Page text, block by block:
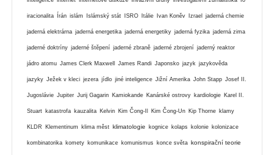
iracionalita Írán islám Islámský stát ISRO Itálie Ivan Koněv Izrael jaderná chemie
jaderná elektrárna jaderná energetika jaderná energetiky jaderná fyzika jaderná zima
jaderné doktríny jaderné štěpení jaderné zbraně jaderné zbrojení jaderný reaktor
jádro atomu James Clerk Maxwell James Randi Japonsko jazyk jazykověda
jazyky Ježek v kleci jezera jídlo jiné inteligence Jižní Amerika John Stapp Josef II.
Jugoslávie Jupiter Jurij Gagarin Kamiokande Kanárské ostrovy kardiologie Karel II.
Stuart katastrofa kauzalita Kelvin Kim Čong-Il Kim Čong-Un Kip Thorne klamy
KLDR Klementinum klima měst klimatologie kognice kolaps kolonie kolonizace
kombinatorika komety komunikace komunismus konce světa konspirační teorie